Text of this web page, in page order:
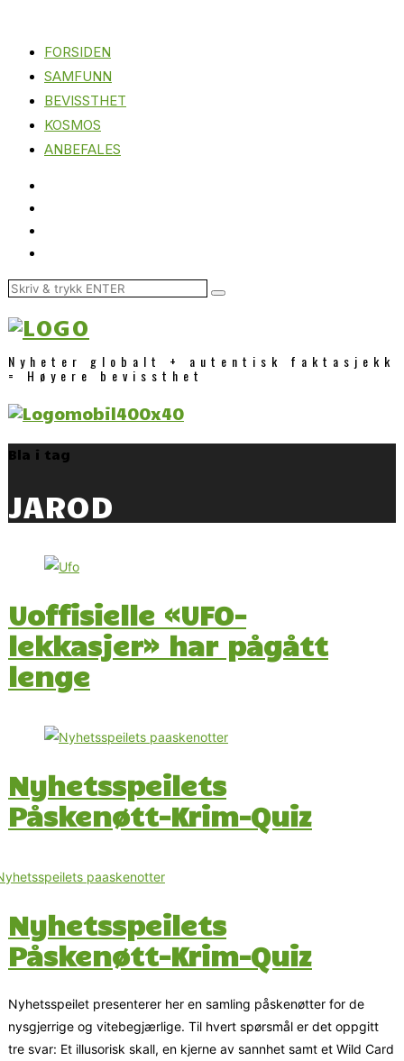
FORSIDEN
SAMFUNN
BEVISSTHET
KOSMOS
ANBEFALES
Nyheter globalt + autentisk faktasjekk
= Høyere bevissthet
Bla i tag
JAROD
Uoffisielle «UFO-
lekkasjer» har pågått
lenge
Nyhetsspeilets
Påskenøtt-Krim-Quiz
Nyhetsspeilets
Påskenøtt-Krim-Quiz
Nyhetsspeilet presenterer her en samling påskenøtter for de
nysgjerrige og vitebegjærlige. Til hvert spørsmål er det oppgitt
tre svar: Et illusorisk skall, en kjerne av sannhet samt et Wild Card